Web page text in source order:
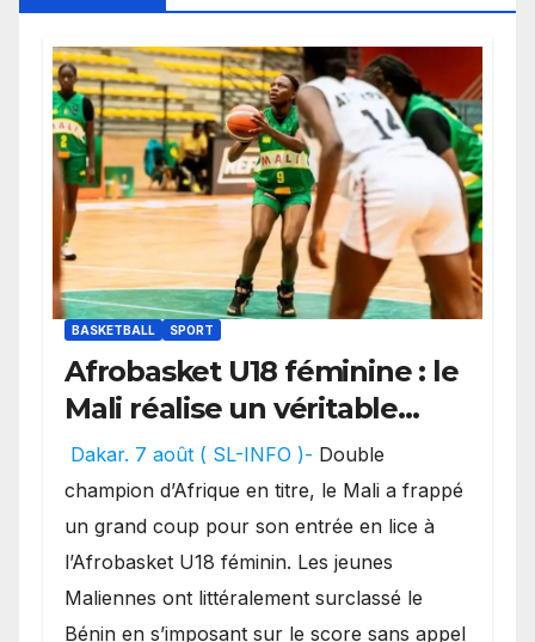
BASKETBALL SPORT
Afrobasket U18 féminine : le
Mali réalise un véritable
festival offensif et inflige
une lourde défaite au
Bénin.
Dakar. 7 août ( SL-INFO )- Double
champion d’Afrique en titre, le Mali a frappé
un grand coup pour son entrée en lice à
l’Afrobasket U18 féminin. Les jeunes
Maliennes ont littéralement surclassé le
Bénin en s’imposant sur le score sans appel